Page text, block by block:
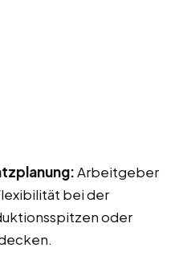
Arbeitgeber
bei der
oder